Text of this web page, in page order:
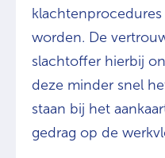
worden. De
slachtoffer hierbij
deze minder snel
staan bij het
gedrag op de